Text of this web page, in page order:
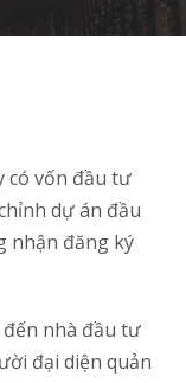
có vốn đầu tư
dự án đầu
nhận đăng ký
nhà đầu tư
đại diện quản